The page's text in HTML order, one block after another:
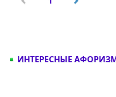
ИНТЕРЕСНЫЕ